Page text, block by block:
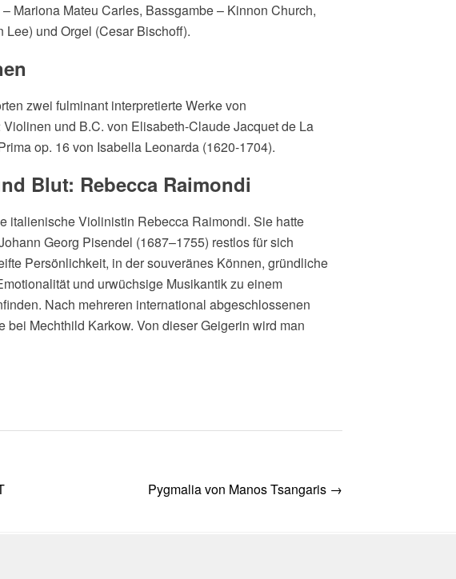
Mariona Mateu Carles, Bassgambe – Kinnon Church,
und Orgel (Cesar Bischoff).
zwei fulminant interpretierte Werke von
und B.C. von Elisabeth-Claude Jacquet de La
op. 16 von Isabella Leonarda (1620-1704).
Blut: Rebecca Raimondi
italienische Violinistin Rebecca Raimondi. Sie hatte
Georg Pisendel (1687–1755) restlos für sich
Persönlichkeit, in der souveränes Können, gründliche
und urwüchsige Musikantik zu einem
Nach mehreren international abgeschlossenen
Mechthild Karkow. Von dieser Geigerin wird man
Pygmalia von Manos Tsangaris →